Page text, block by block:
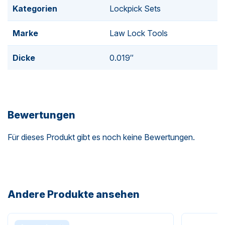
Zunächst einmal der Tipene Lockout Buster PRO 0.5mm /
0.019″“-
Schließlich gibt es noch dasTipene Scimitar PRO
Kategorien Lockpick Sets
Marke Law Lock Tools
Dicke 0.019″
Bewertungen
Für dieses Produkt gibt es noch keine Bewertungen.
Andere Produkte ansehen